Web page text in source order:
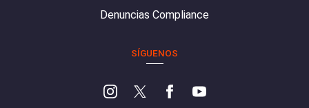
Denuncias Compliance
SÍGUENOS